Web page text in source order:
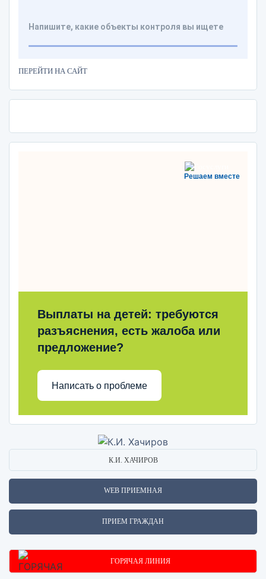
ПЕРЕЙТИ НА САЙТ
Решаем вместе
Выплаты на детей: требуются
разъяснения, есть жалоба или
предложение?
Написать о проблеме
К.И. ХАЧИРОВ
WEB ПРИЕМНАЯ
ПРИЕМ ГРАЖДАН
ГОРЯЧАЯ ЛИНИЯ